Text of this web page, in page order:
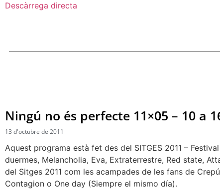
Descàrrega directa
Ningú no és perfecte 11×05 – 10 a
13 d'octubre de 2011
Aquest programa està fet des del SITGES 2011 –
duermes, Melancholia, Eva, Extraterrestre, Red state,
del Sitges 2011 com les acampades de les fans de
Contagion o One day (Siempre el mismo día).